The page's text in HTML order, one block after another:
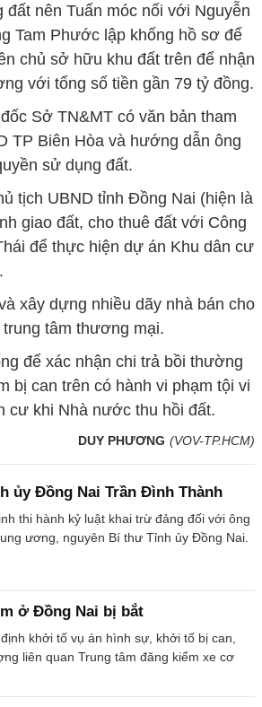
nên Tuấn móc nối với Nguyễn
Tam Phước lập khống hồ sơ để
chủ sở hữu khu đất trên để nhận
với tổng số tiền gần 79 tỷ đồng.
Sở TN&MT có văn bản tham
TP Biên Hòa và hướng dẫn ông
sử dụng đất.
tịch UBND tỉnh Đồng Nai (hiện là
giao đất, cho thuê đất với Công
để thực hiện dự án Khu dân cư
xây dựng nhiều dãy nhà bán cho
tâm thương mại.
để xác nhận chi trả bồi thường
bị can trên có hành vi phạm tội vi
cư khi Nhà nước thu hồi đất.
DUY PHƯƠNG (VOV-TP.HCM)
ủy Đồng Nai Trần Đình Thành
thi hành kỷ luật khai trừ đảng đối với ông
ương, nguyên Bí thư Tỉnh ủy Đồng Nai.
ở Đồng Nai bị bắt
khởi tố vụ án hình sự, khởi tố bị can,
liên quan Trung tâm đăng kiểm xe cơ